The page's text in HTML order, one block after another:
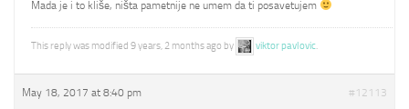
Mada je i to kliše, ništa pametnije ne umem da ti posavetujem
This reply was modified 9 years, 2 months ago by viktor pavlovic.
May 18, 2017 at 8:40 pm #12113